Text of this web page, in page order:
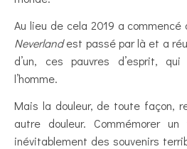
Au lieu de cela 2019 a commencé
Neverlandest passé par là et a
d’un, ces pauvres d’esprit,
l’homme.
Mais la douleur, de toute façon,
autre douleur. Commémorer
inévitablement des souvenirs